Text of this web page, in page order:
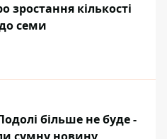
кількості
семи
більше не буде -